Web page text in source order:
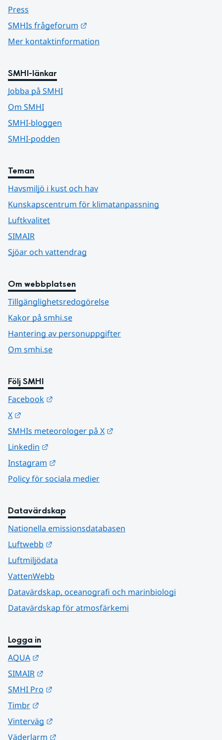
Press
SMHIs frågeforum
Mer kontaktinformation
SMHI-länkar
Jobba på SMHI
Om SMHI
SMHI-bloggen
SMHI-podden
Teman
Havsmiljö i kust och hav
Kunskapscentrum för klimatanpassning
Luftkvalitet
SIMAIR
Sjöar och vattendrag
Om webbplatsen
Tillgänglighetsredogörelse
Kakor på smhi.se
Hantering av personuppgifter
Om smhi.se
Följ SMHI
Facebook
X
SMHIs meteorologer på X
Linkedin
Instagram
Policy för sociala medier
Datavärdskap
Nationella emissionsdatabasen
Luftwebb
Luftmiljödata
VattenWebb
Datavärdskap, oceanografi och marinbiologi
Datavärdskap för atmosfärkemi
Logga in
AQUA
SIMAIR
SMHI Pro
Timbr
Vinterväg
Väderlarm